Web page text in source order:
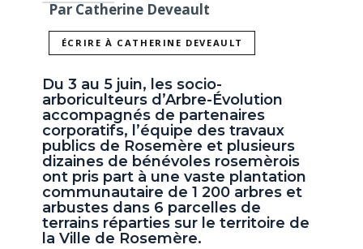
Par Catherine Deveault
ÉCRIRE À CATHERINE DEVEAULT
Du 3 au 5 juin, les socio-
arboriculteurs d’Arbre-Évolution
accompagnés de partenaires
corporatifs, l’équipe des travaux
publics de Rosemère et plusieurs
dizaines de bénévoles rosemèrois
ont pris part à une vaste plantation
communautaire de 1 200 arbres et
arbustes dans 6 parcelles de
terrains réparties sur le territoire de
la Ville de Rosemère.